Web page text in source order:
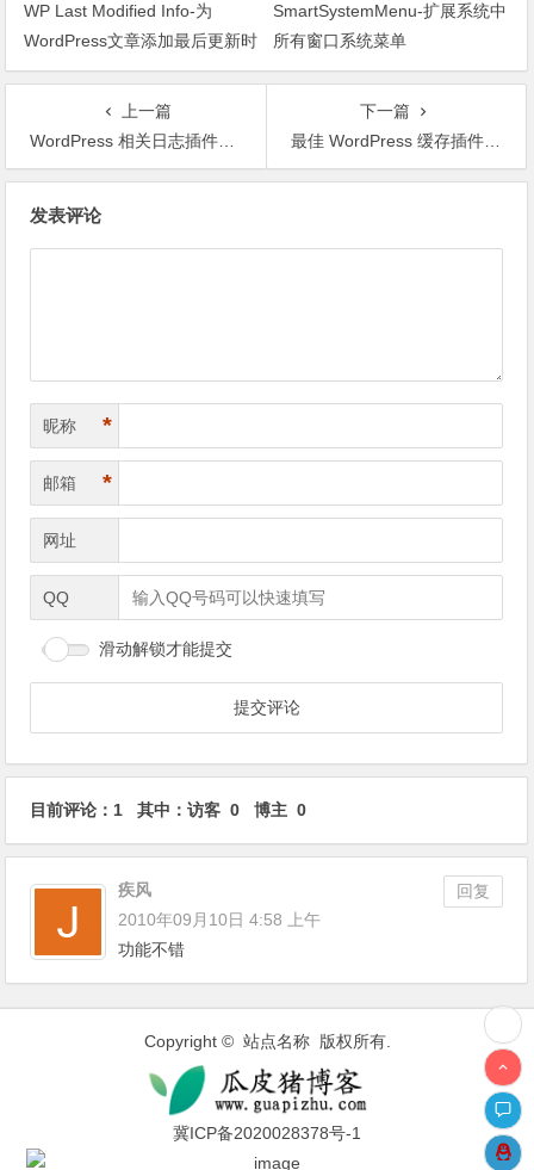
WP Last Modified Info-为
WordPress文章添加最后更新时
间
SmartSystemMenu-扩展系统中
所有窗口系统菜单
上一篇
WordPress 相关日志插件：WordPress Related Posts
下一篇
最佳 WordPress 缓存插件：WP Super Cache
发表评论
昵称 *
邮箱 *
网址
QQ
滑动解锁才能提交
目前评论：1 其中：访客 0 博主 0
疾风
回复
2010年09月10日 4:58 上午
功能不错
Copyright © 站点名称 版权所有.
冀ICP备2020028378号-1